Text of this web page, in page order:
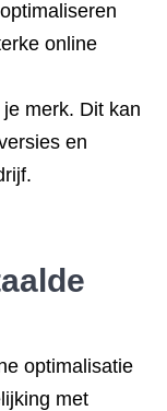
online
merk. Dit kan
en
optimalisatie
met